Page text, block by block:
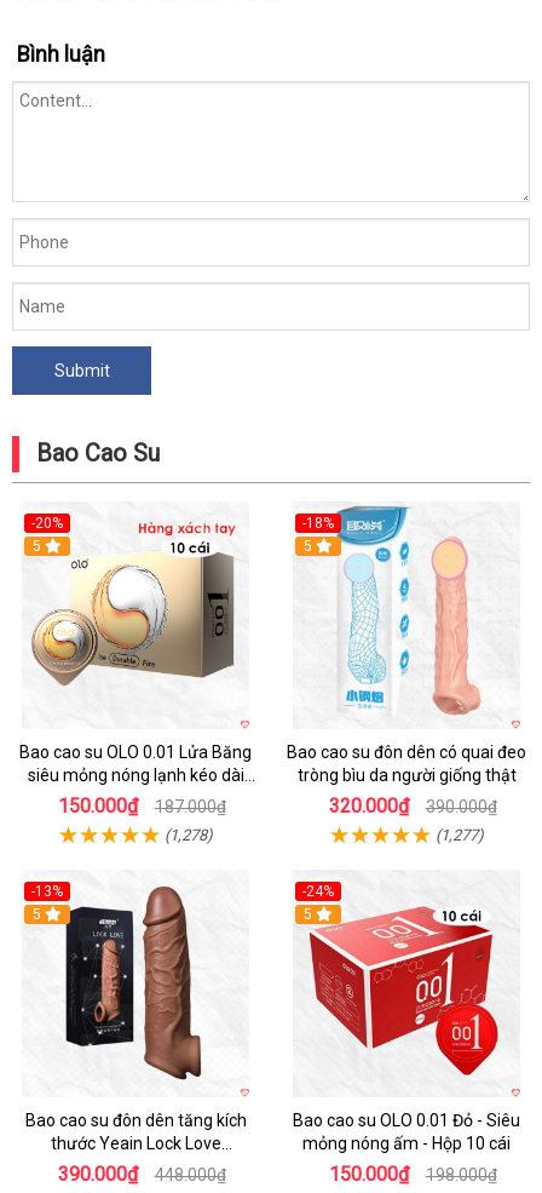
Bình luận
Bao Cao Su
-20%
Hot
5
Bao cao su OLO 0.01 Lửa Băng
siêu mỏng nóng lạnh kéo dài
thời gian hộp 10
150.000₫ 187.000₫
(1,278)
-18%
5
Bao cao su đôn dên có quai đeo
tròng bìu da người giống thật
320.000₫ 390.000₫
(1,277)
-13%
5
Bao cao su đôn dên tăng kích
thước Yeain Lock Love
Raytheon
390.000₫ 448.000₫
-24%
Hot
5
Bao cao su OLO 0.01 Đỏ - Siêu
mỏng nóng ấm - Hộp 10 cái
150.000₫ 198.000₫